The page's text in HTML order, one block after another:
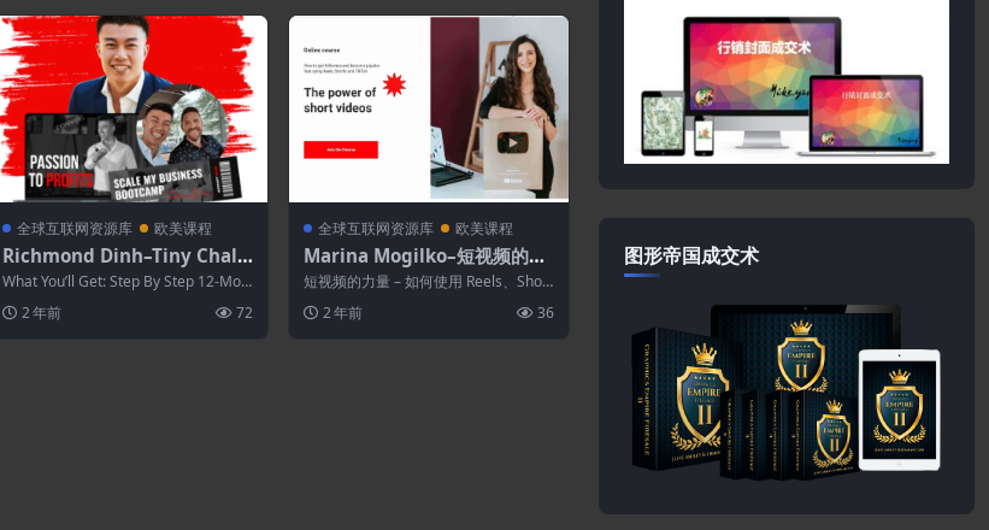
全球互联网资源库 欧美课程
Richmond Dinh–Tiny Chall
enge Course
What You’ll Get: Step By Step 12-Mod
2 年前 72
全球互联网资源库 欧美课程
Marina Mogilko–短视频的力
量
短视频的力量 – 如何使用 Reels、Short
2 年前 36
图形帝国成交术